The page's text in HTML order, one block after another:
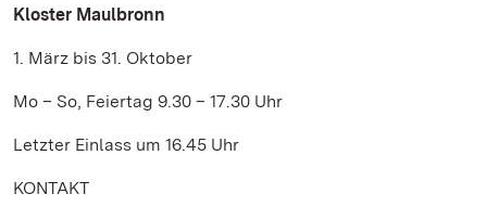
Kloster Maulbronn
1. März bis 31. Oktober
Mo – So, Feiertag 9.30 – 17.30 Uhr
Letzter Einlass um 16.45 Uhr
KONTAKT